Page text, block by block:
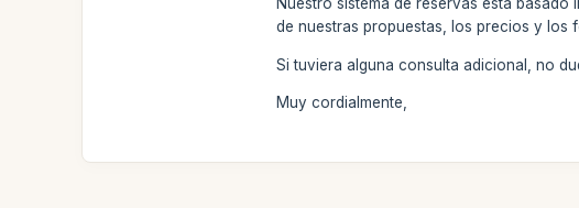
de nuestras propuestas, los precios y los
Si tuviera alguna consulta adicional, no
Muy cordialmente,